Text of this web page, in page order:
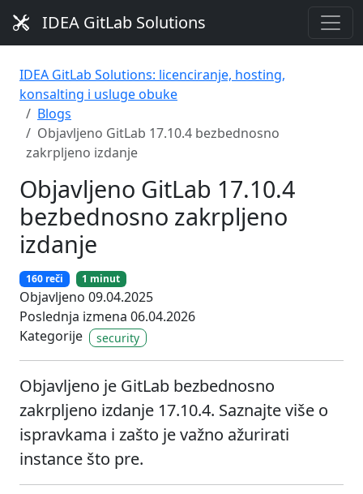
IDEA GitLab Solutions
IDEA GitLab Solutions: licenciranje, hosting,
konsalting i usluge obuke
Blogs
Objavljeno GitLab 17.10.4 bezbednosno
zakrpljeno izdanje
Objavljeno GitLab 17.10.4
bezbednosno zakrpljeno
izdanje
160 reči 1 minut
Objavljeno 09.04.2025
Poslednja izmena 06.04.2026
Kategorije
security
Objavljeno je GitLab bezbednosno
zakrpljeno izdanje 17.10.4. Saznajte više o
ispravkama i zašto je važno ažurirati
instance što pre.